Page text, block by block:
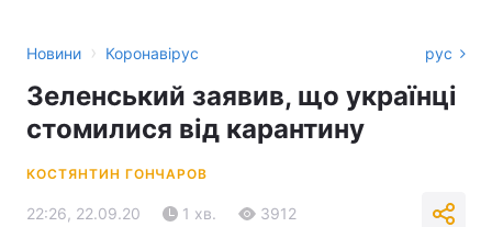
Новини › Коронавірус рус
Зеленський заявив, що українці
стомилися від карантину
КОСТЯНТИН ГОНЧАРОВ
22:26, 22.09.20 1 хв. 3912